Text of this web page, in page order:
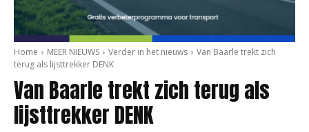
Home MEER NIEUWS Verder in het nieuws
Van Baarle trekt zich
terug als lijsttrekker DENK
Van Baarle trekt zich terug als
lijsttrekker DENK